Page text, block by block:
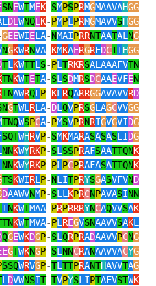
SNEWTMEK-SMPSPRMGMAAVAHGG
DEWNQEK-PMPL PRMGMAVVSHGG
GEEWIELA-NMAIPRRNTAATAL NG
NGKWRNVA-KMKAERGRFDCTIHGG
TL KWTTL S-PL TRKRSALAAAFVTN
TNKWTETA-SL SDMRSDCAAEVFEN
TNAWRQL P-KL RQARRGGAVAVVRD
GTWL RLA-DL QVPRSGLAGCVVGG
TNQWSPCA-PMSVPRNRIGVGVIDG
SQTWHRVP-SMKMARASASASLIDG
NNKWYRKP-SL SSPRAFSAATTQNK
NNKWYRKP-PL PCPRAFASATTQNK
TSKWIRL P-NLITPRYSGASVFVND
DAAWVNMP-SLL KPRCNPAVASINN
INKWTMAA-PRPRRRYNCAQVVSAK
KWTMVA-PL REGVSNAAVVSAKL
QGEWKDGP-SL QRPRADAAVVPCNG
GTWKNGP-SL NNCRANAAVVACYG
SSQWRVGP-TL TTPRANTHAVVTAG
L DVWNSIT-TVPYSLIPTAFVSTWK